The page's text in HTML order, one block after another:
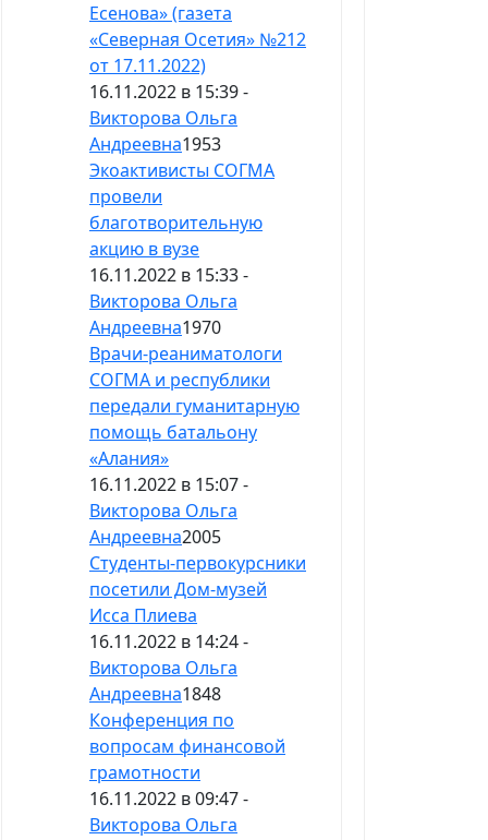
Есенова» (газета
«Северная Осетия» №212
от 17.11.2022)
16.11.2022 в 15:39 -
Викторова Ольга
Андреевна1953
Экоактивисты СОГМА
провели
благотворительную
акцию в вузе
16.11.2022 в 15:33 -
Викторова Ольга
Андреевна1970
Врачи-реаниматологи
СОГМА и республики
передали гуманитарную
помощь батальону
«Алания»
16.11.2022 в 15:07 -
Викторова Ольга
Андреевна2005
Студенты-первокурсники
посетили Дом-музей
Исса Плиева
16.11.2022 в 14:24 -
Викторова Ольга
Андреевна1848
Конференция по
вопросам финансовой
грамотности
16.11.2022 в 09:47 -
Викторова Ольга